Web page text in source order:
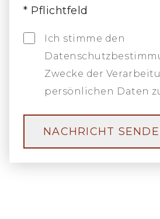
* Pflichtfeld
Ich stimme den
Zwecke der
persönlichen Daten
NACHRICHT